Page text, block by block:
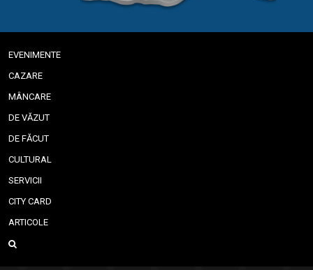
EVENIMENTE
CAZARE
MÂNCARE
DE VĂZUT
DE FĂCUT
CULTURAL
SERVICII
CITY CARD
ARTICOLE